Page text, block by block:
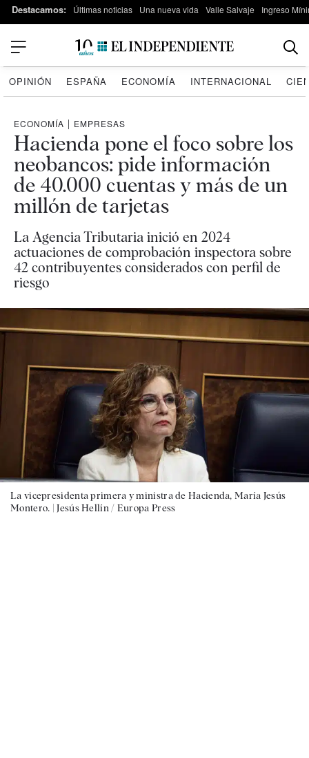
Destacamos: Últimas noticias Una nueva vida Valle Salvaje Ingreso
OPINIÓN ESPAÑA ECONOMÍA INTERNACIONAL
ECONOMÍA | EMPRESAS
Hacienda pone el foco sobre los
neobancos: pide información
de 40.000 cuentas y más de un
millón de tarjetas
La Agencia Tributaria inició en 2024
actuaciones de comprobación inspectora sobre
42 contribuyentes considerados con perfil de
riesgo
La vicepresidenta primera y ministra de Hacienda, María Jesús
Montero. |Jesús Hellín / Europa Press